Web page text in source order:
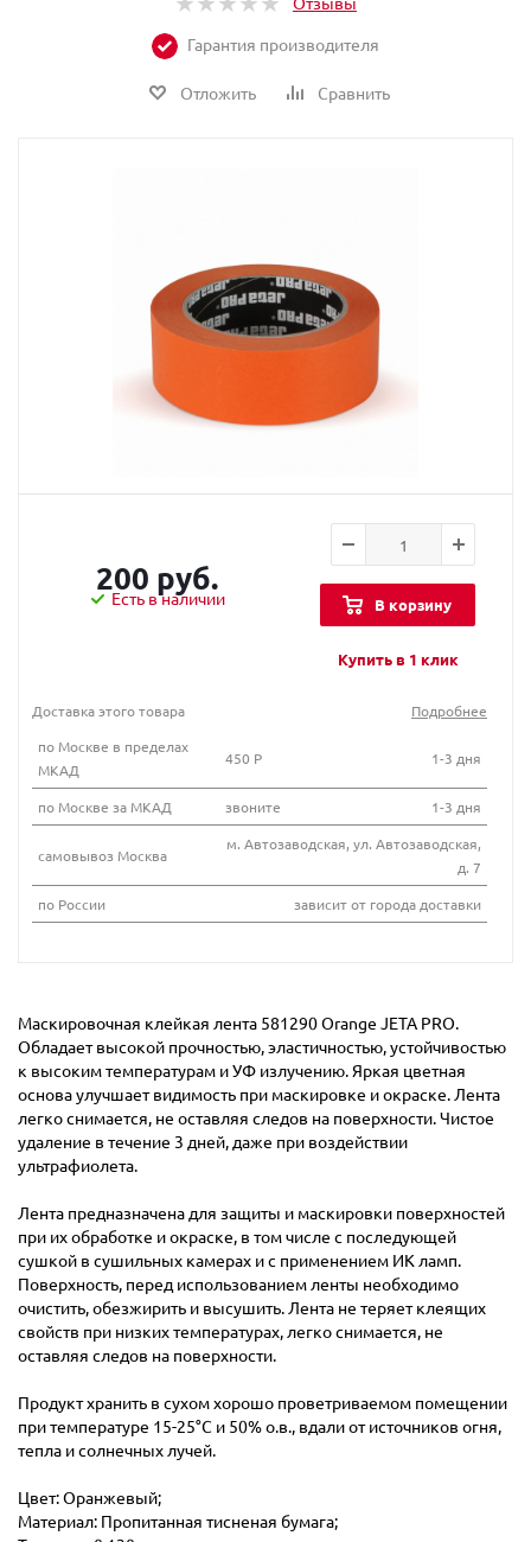
Гарантия производителя
Отложить Сравнить
200 руб.
Есть в наличии В корзину
Купить в 1 клик
Доставка этого товара
Подробнее
по Москве в пределах
МКАД
450 Р 1-3 дня
по Москве за МКАД звоните 1-3 дня
самовывоз Москва
м. Автозаводская, ул. Автозаводская,
д. 7
по России
зависит от города доставки
Маскировочная клейкая лента 581290 Orange JETA PRO.
Обладает высокой прочностью, эластичностью, устойчивостью
к высоким температурам и УФ излучению. Яркая цветная
основа улучшает видимость при маскировке и окраске. Лента
легко снимается, не оставляя следов на поверхности. Чистое
удаление в течение 3 дней, даже при воздействии
ультрафиолета.
Лента предназначена для защиты и маскировки поверхностей
при их обработке и окраске, в том числе с последующей
сушкой в сушильных камерах и с применением ИК ламп.
Поверхность, перед использованием ленты необходимо
очистить, обезжирить и высушить. Лента не теряет клеящих
свойств при низких температурах, легко снимается, не
оставляя следов на поверхности.
Продукт хранить в сухом хорошо проветриваемом помещении
при температуре 15-25°C и 50% о.в., вдали от источников огня,
тепла и солнечных лучей.
Цвет: Оранжевый;
Материал: Пропитанная тисненая бумага;